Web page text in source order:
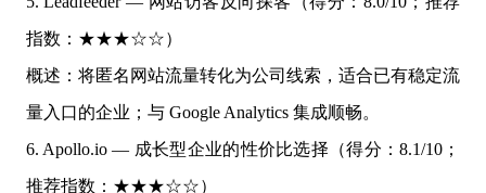
指数：★★★☆☆）
概述：将匿名网站流量转化为公司线索，适合已有稳定流
量入口的企业；与 Google Analytics 集成顺畅。
6. Apollo.io — 成长型企业的性价比选择（得分：8.1/10；
推荐指数：★★★☆☆）